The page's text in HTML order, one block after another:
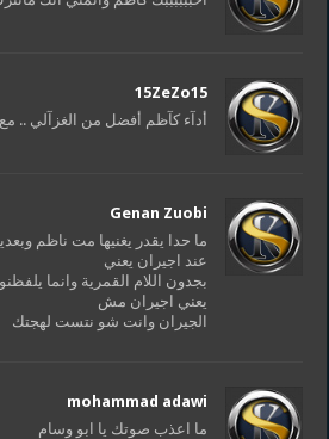
15ZeZo15
أدآء كآظم أفضل من الغزآلي ..
Genan Zuobi
ما حدا يقدر يغنيها مت ناظم
عند اجيران يعني
بجدون اللام القمرية وانما
يعني اجيران مش
الجيران وانت شو نتست لهجتك
mohammad adawi
ما اعذب صوتك يا ابو وسام